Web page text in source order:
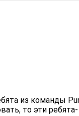
из команды
то эти